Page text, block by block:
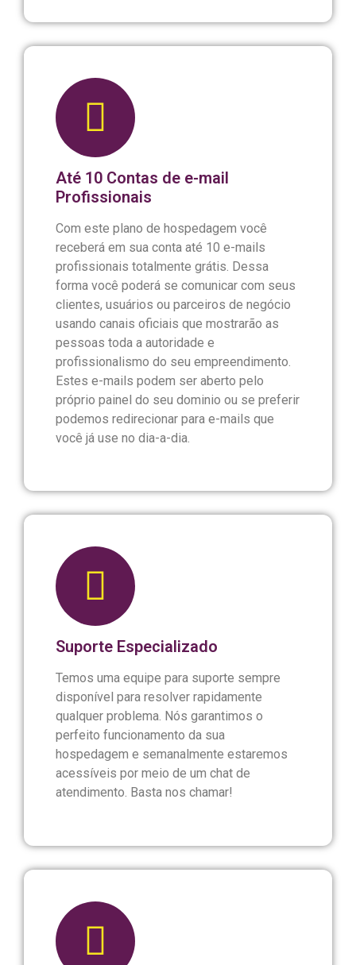
Até 10 Contas de e-mail
Profissionais
Com este plano de hospedagem você
receberá em sua conta até 10 e-mails
profissionais totalmente grátis. Dessa
forma você poderá se comunicar com seus
clientes, usuários ou parceiros de negócio
usando canais oficiais que mostrarão as
pessoas toda a autoridade e
profissionalismo do seu empreendimento.
Estes e-mails podem ser aberto pelo
próprio painel do seu dominio ou se preferir
podemos redirecionar para e-mails que
você já use no dia-a-dia.
Suporte Especializado
Temos uma equipe para suporte sempre
disponível para resolver rapidamente
qualquer problema. Nós garantimos o
perfeito funcionamento da sua
hospedagem e semanalmente estaremos
acessíveis por meio de um chat de
atendimento. Basta nos chamar!